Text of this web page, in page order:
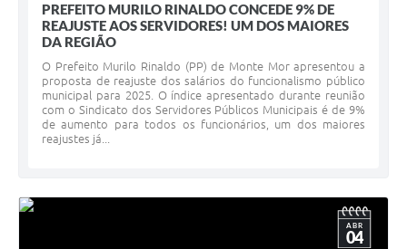
PREFEITO MURILO RINALDO CONCEDE 9% DE
REAJUSTE AOS SERVIDORES! UM DOS MAIORES
DA REGIÃO
O Prefeito Murilo Rinaldo (PP) de Monte Mor apresentou a
proposta de reajuste dos salários do funcionalismo público
municipal para 2025. O índice apresentado durante reunião
com o Sindicato dos Servidores Públicos Municipais é de 9%
de aumento para todos os funcionários, um dos maiores
reajustes já...
ABR
04